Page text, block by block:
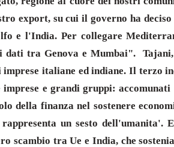
export, su cui il governo ha
l'India. Per collegare
tra Genova e Mumbai".
italiane ed indiane. Il terzo
e grandi gruppi:
della finanza nel sostenere
un sesto
tra Ue e India, che